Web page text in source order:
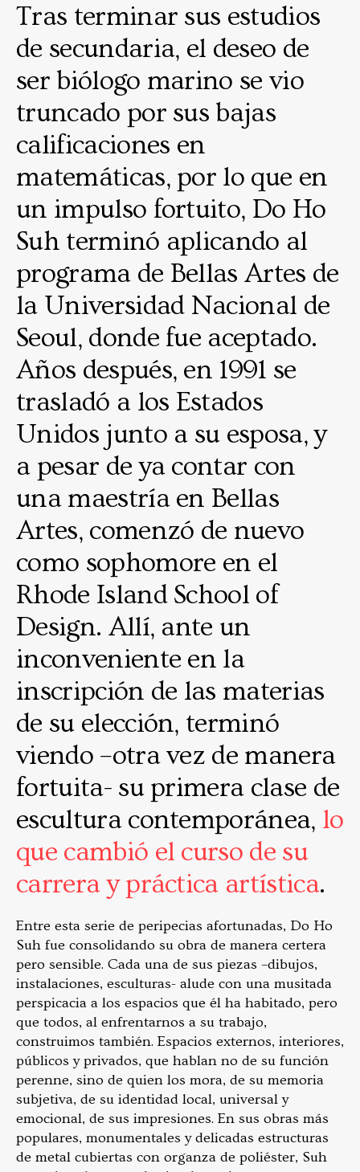
Tras terminar sus estudios
de secundaria, el deseo de
ser biólogo marino se vio
truncado por sus bajas
calificaciones en
matemáticas, por lo que en
un impulso fortuito, Do Ho
Suh terminó aplicando al
programa de Bellas Artes de
la Universidad Nacional de
Seoul, donde fue aceptado.
Años después, en 1991 se
trasladó a los Estados
Unidos junto a su esposa, y
a pesar de ya contar con
una maestría en Bellas
Artes, comenzó de nuevo
como sophomore en el
Rhode Island School of
Design. Allí, ante un
inconveniente en la
inscripción de las materias
de su elección, terminó
viendo –otra vez de manera
fortuita- su primera clase de
escultura contemporánea, lo
que cambió el curso de su
carrera y práctica artística.
Entre esta serie de peripecias afortunadas, Do Ho
Suh fue consolidando su obra de manera certera
pero sensible. Cada una de sus piezas –dibujos,
instalaciones, esculturas- alude con una musitada
perspicacia a los espacios que él ha habitado, pero
que todos, al enfrentarnos a su trabajo,
construimos también. Espacios externos, interiores,
públicos y privados, que hablan no de su función
perenne, sino de quien los mora, de su memoria
subjetiva, de su identidad local, universal y
emocional, de sus impresiones. En sus obras más
populares, monumentales y delicadas estructuras
de metal cubiertas con organza de poliéster, Suh